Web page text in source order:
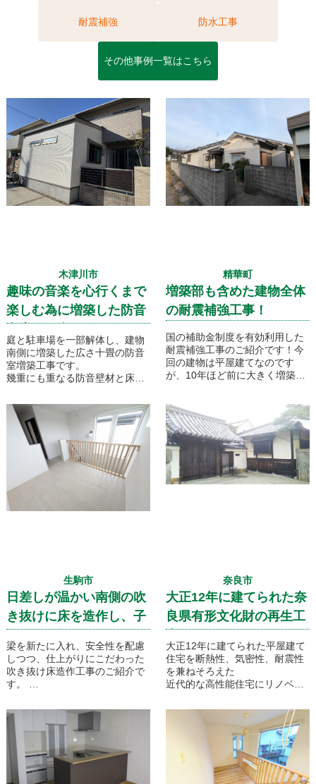
耐震補強 防水工事
その他事例一覧はこちら
木津川市
趣味の音楽を心行くまで
楽しむ為に増築した防音
庭と駐車場を一部解体し、建物
南側に増築した広さ十畳の防音
室増築工事です。
幾重にも重なる防音壁材と床と
よって高度な防音性を実現して
います！
精華町
増築部も含めた建物全体
の耐震補強工事！
国の補助金制度を有効利用した
耐震補強工事のご紹介です！今
回の建物は平屋建てなのです
が、10年ほど前に大きく増築工
分も含めた建物全体の耐震性を
向上させていきます！耐震診断
から補強設計、実際の補強工事
まで全て弊社にて行っていきま
す。
生駒市
日差しが温かい南側の吹
き抜けに床を造作し、子
梁を新たに入れ、安全性を配慮
しつつ、仕上がりにこだわった
吹き抜け床造作工事のご紹介で
す。
リングで仕上げ、とても明るい
雰囲気になりました。
奈良市
大正12年に建てられた奈
良県有形文化財の再生工
大正12年に建てられた平屋建て
住宅を断熱性、気密性、耐震性
を兼ねそろえた
近代的な高性能住宅にリノベー
介です。文化財指定を受けてい
るだけに文化庁の調査官との打
ち合わせもあり、お客様のご要
望通りに自由には改造させてく
れない工事でした。
現在の構造部材を生かしながら